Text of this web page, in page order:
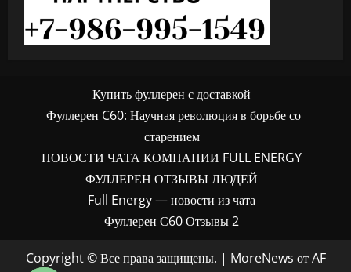
Купить фуллерен с доставкой
Фуллерен C60: Научная революция в борьбе со
старением
НОВОСТИ ЧАТА КОМПАНИИ FULL ENERGY
ФУЛЛЕРЕН ОТЗЫВЫ ЛЮДЕЙ
Full Energy — новости из чата
Фуллерен С60 Отзывы 2
Copyright © Все права защищены. | MoreNews от AF